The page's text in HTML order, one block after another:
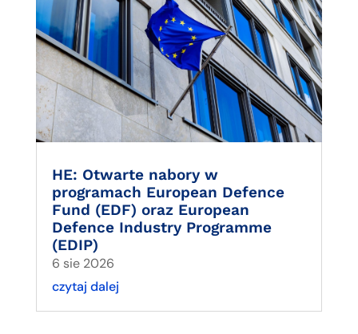
HE: Otwarte nabory w
programach European Defence
Fund (EDF) oraz European
Defence Industry Programme
(EDIP)
6 sie 2026
czytaj dalej